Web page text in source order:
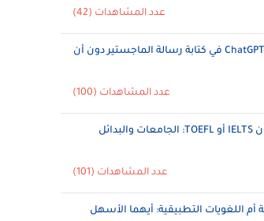
عدد المشاهدات (42)
هل يمكنك استخدام ChatGPT في كتابة رسالة الماجستير دون أن
عدد المشاهدات (100)
دراسة الماجستير بدون IELTS أو TOEFL: الجامعات والبدائل
عدد المشاهدات (101)
أم اللغويات التطبيقية: أيهما الأسهل